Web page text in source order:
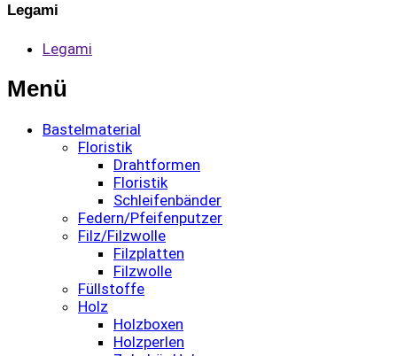
Legami
Legami
Menü
Bastelmaterial
Floristik
Drahtformen
Floristik
Schleifenbänder
Federn/Pfeifenputzer
Filz/Filzwolle
Filzplatten
Filzwolle
Füllstoffe
Holz
Holzboxen
Holzperlen